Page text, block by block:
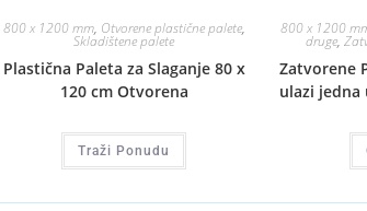
800 x 1200 mm, Otvorene plastične palete,
Skladištene palete
Plastična Paleta za Slaganje 80 x
120 cm Otvorena
Traži Ponudu
800 x 1200
druge,
Zatvorene
ulazi jedna